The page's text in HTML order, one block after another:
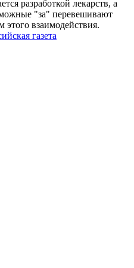
разработкой лекарств, а
"за" перевешивают
взаимодействия.
газета